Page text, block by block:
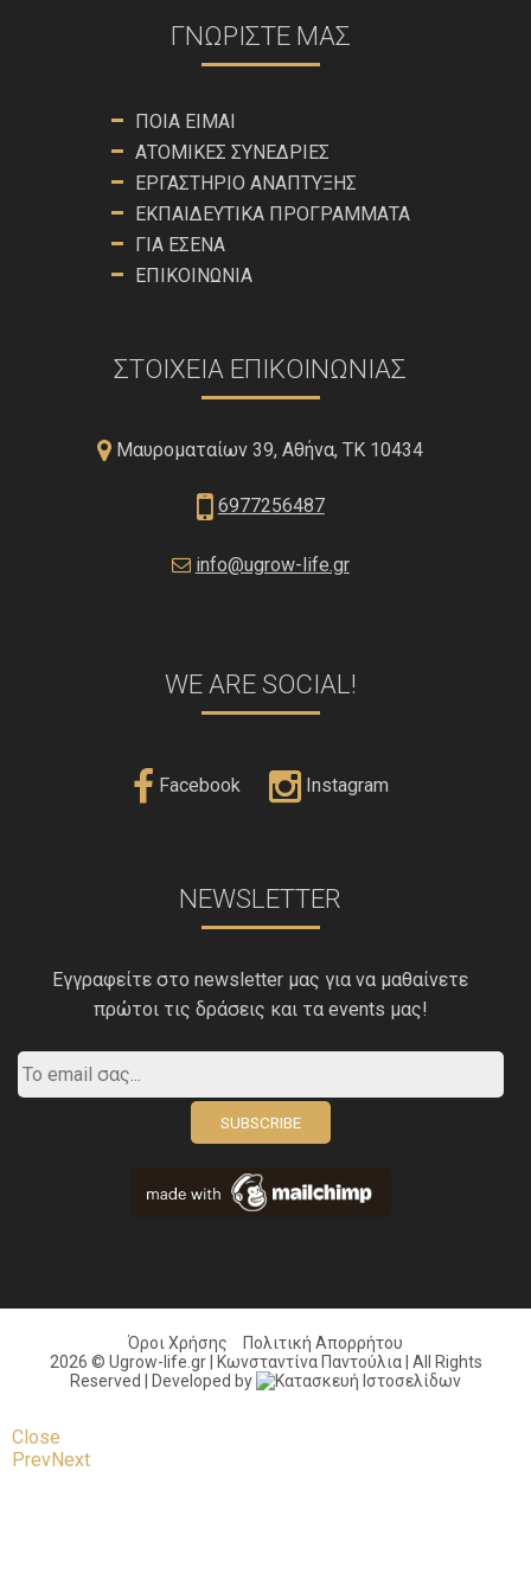
ΓΝΩΡΊΣΤΕ ΜΑΣ
ΠΟΙΑ ΕΊΜΑΙ
ΑΤΟΜΙΚΈΣ ΣΥΝΕΔΡΊΕΣ
ΕΡΓΑΣΤΉΡΙΟ ΑΝΆΠΤΥΞΗΣ
ΕΚΠΑΙΔΕΥΤΙΚΆ ΠΡΟΓΡΆΜΜΑΤΑ
ΓΙΑ ΕΣΈΝΑ
ΕΠΙΚΟΙΝΩΝΊΑ
ΣΤΟΙΧΕΊΑ ΕΠΙΚΟΙΝΩΝΊΑΣ
Μαυροματαίων 39, Αθήνα, ΤΚ 10434
6977256487
info@ugrow-life.gr
WE ARE SOCIAL!
Facebook Instagram
NEWSLETTER
Εγγραφείτε στο newsletter μας για να μαθαίνετε
πρώτοι τις δράσεις και τα events μας!
Όροι Χρήσης
Πολιτική Απορρήτου
2026 © Ugrow-life.gr | Κωνσταντίνα Παντούλια | All Rights
Reserved | Developed by
Close
PrevNext